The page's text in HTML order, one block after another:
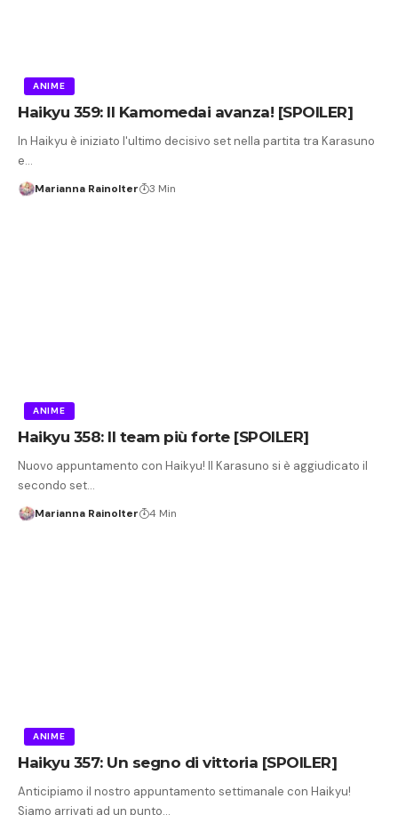
ANIME
Haikyu 359: Il Kamomedai avanza! [SPOILER]
In Haikyu è iniziato l'ultimo decisivo set nella partita tra Karasuno
e…
Marianna Rainolter 3 Min
ANIME
Haikyu 358: Il team più forte [SPOILER]
Nuovo appuntamento con Haikyu! Il Karasuno si è aggiudicato il
secondo set…
Marianna Rainolter 4 Min
ANIME
Haikyu 357: Un segno di vittoria [SPOILER]
Anticipiamo il nostro appuntamento settimanale con Haikyu!
Siamo arrivati ad un punto…